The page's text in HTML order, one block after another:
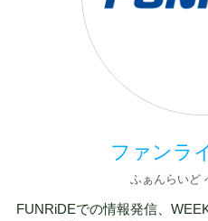
ファンラ
ふぁんらいど
FUNRiDEでの情報発信、